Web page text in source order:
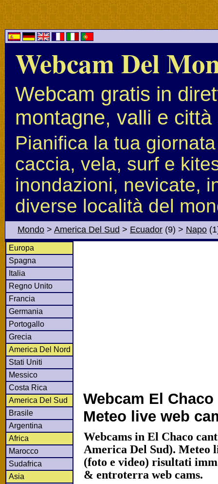
Webcam Del
Webcam gratis in
montagne, valli e città
Pianifica la tua
caccia, vela, surf e
inondazioni, nevicate,
diverse località del
Mondo > America Del Sud > Ecuador (9) > Napo
Europa
Spagna
Italia
Regno Unito
Francia
Germania
Portogallo
Grecia
America Del Nord
Stati Uniti
Messico
Costa Rica
America Del Sud
Brasile
Argentina
Africa
Marocco
Sudafrica
Asia
Webcam El
Meteo live web
Webcams in El Chaco
America Del Sud). Meteo
(foto e video) risultati
& entroterra web cams.